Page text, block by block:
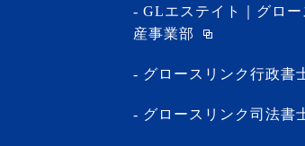
GLエステイト｜グロ
産事業部
グロースリンク行政書
グロースリンク司法書